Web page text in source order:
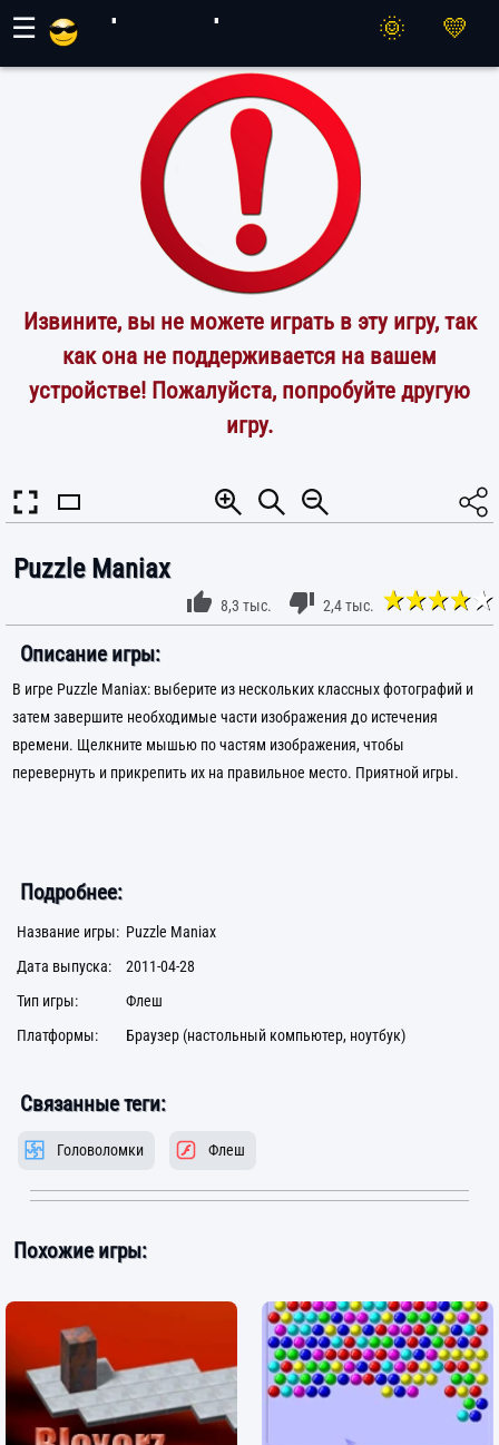
☰
Извините, вы не можете играть в эту игру, так
как она не поддерживается на вашем
устройстве! Пожалуйста, попробуйте другую
игру.
Puzzle Maniax
8,3 тыс. 2,4 тыс.
Описание игры:
В игре Puzzle Maniax: выберите из нескольких классных фотографий и
затем завершите необходимые части изображения до истечения
времени. Щелкните мышью по частям изображения, чтобы
перевернуть и прикрепить их на правильное место. Приятной игры.
Подробнее:
Название игры: Puzzle Maniax
Дата выпуска:
2011-04-28
Тип игры:
Флеш
Платформы:
Браузер (настольный компьютер, ноутбук)
Связанные теги:
Головоломки Флеш
Похожие игры: